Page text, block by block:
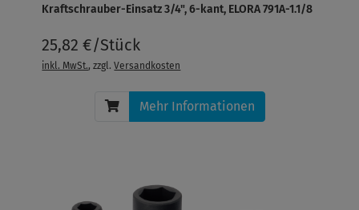
Kraftschrauber-Einsatz 3/4", 6-kant, ELORA 791A-1.1/8
25,82 €/Stück
inkl. MwSt., zzgl.Versandkosten
Mehr Informationen